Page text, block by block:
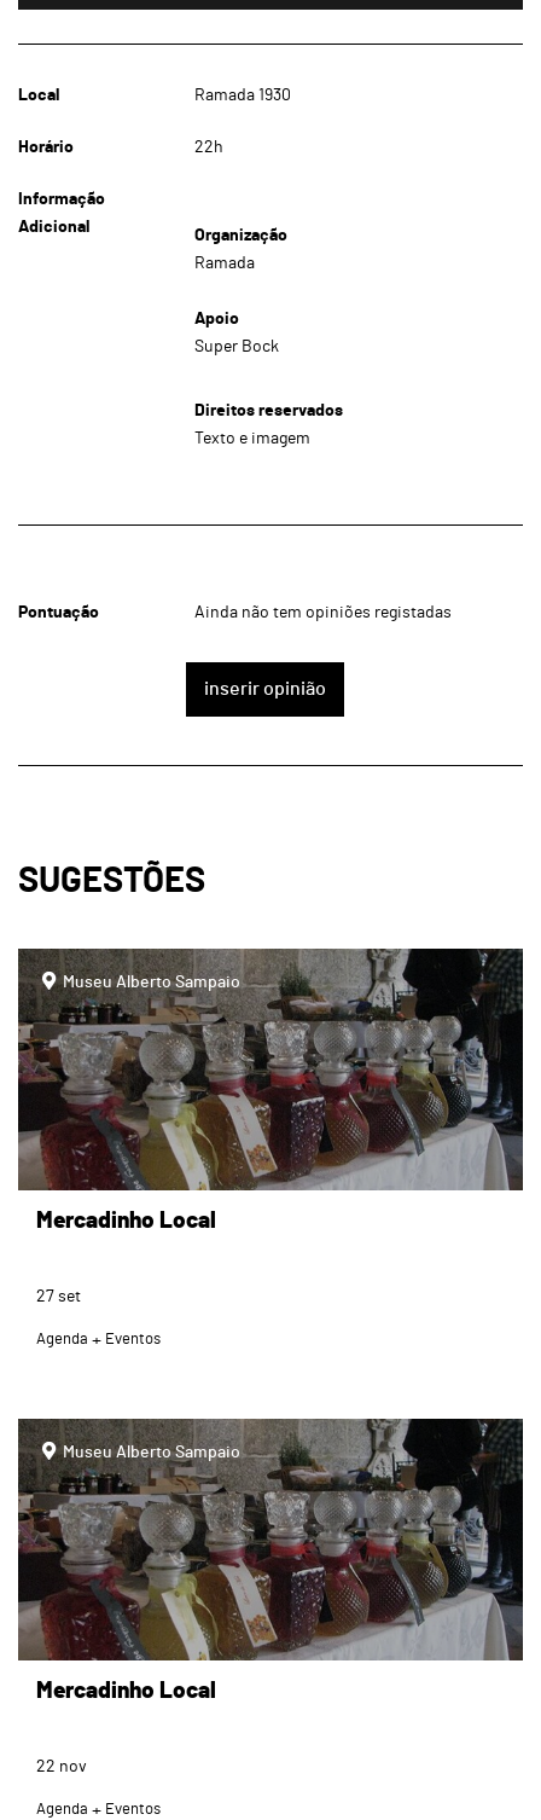
Local Ramada 1930
Horário 22h
Informação
Adicional
Organização
Ramada
Apoio
Super Bock
Direitos reservados
Texto e imagem
Pontuação Ainda não tem opiniões registadas
inserir opinião
SUGESTÕES
page
Museu Alberto Sampaio
Mercadinho Local
27 set
Agenda Eventos
page
Museu Alberto Sampaio
Mercadinho Local
22 nov
Agenda Eventos